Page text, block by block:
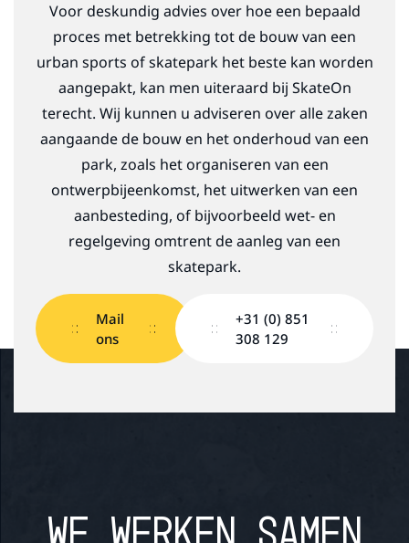
Voor deskundig advies over hoe een bepaald
proces met betrekking tot de bouw van een
urban sports of skatepark het beste kan worden
aangepakt, kan men uiteraard bij SkateOn
terecht. Wij kunnen u adviseren over alle zaken
aangaande de bouw en het onderhoud van een
park, zoals het organiseren van een
ontwerpbijeenkomst, het uitwerken van een
aanbesteding, of bijvoorbeeld wet- en
regelgeving omtrent de aanleg van een
skatepark.
Mail
ons
+31 (0) 851
308 129